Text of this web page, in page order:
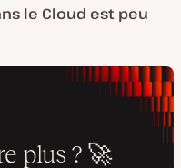
le Cloud est peu